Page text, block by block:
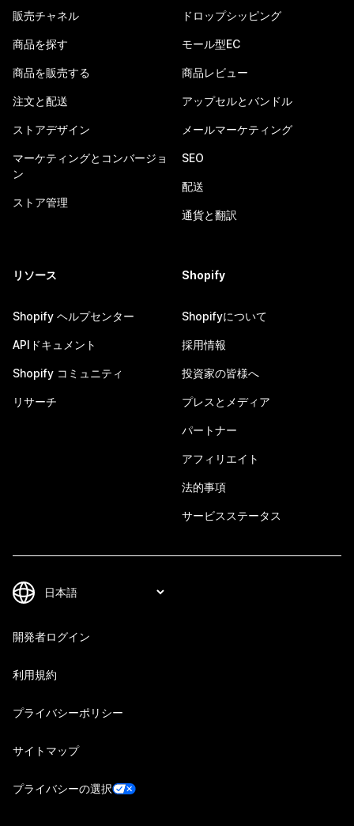
販売チャネル
商品を探す
商品を販売する
注文と配送
ストアデザイン
マーケティングとコンバージョ
ン
ストア管理
ドロップシッピング
モール型EC
商品レビュー
アップセルとバンドル
メールマーケティング
SEO
配送
通貨と翻訳
リソース
Shopify ヘルプセンター
APIドキュメント
Shopify コミュニティ
リサーチ
Shopify
Shopifyについて
採用情報
投資家の皆様へ
プレスとメディア
パートナー
アフィリエイト
法的事項
サービスステータス
開発者ログイン
利用規約
プライバシーポリシー
サイトマップ
プライバシーの選択